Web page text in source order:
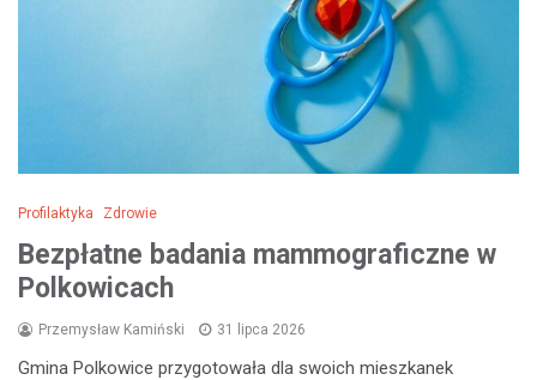
Profilaktyka Zdrowie
Bezpłatne badania mammograficzne w
Polkowicach
Przemysław Kamiński 31 lipca 2026
Gmina Polkowice przygotowała dla swoich mieszkanek